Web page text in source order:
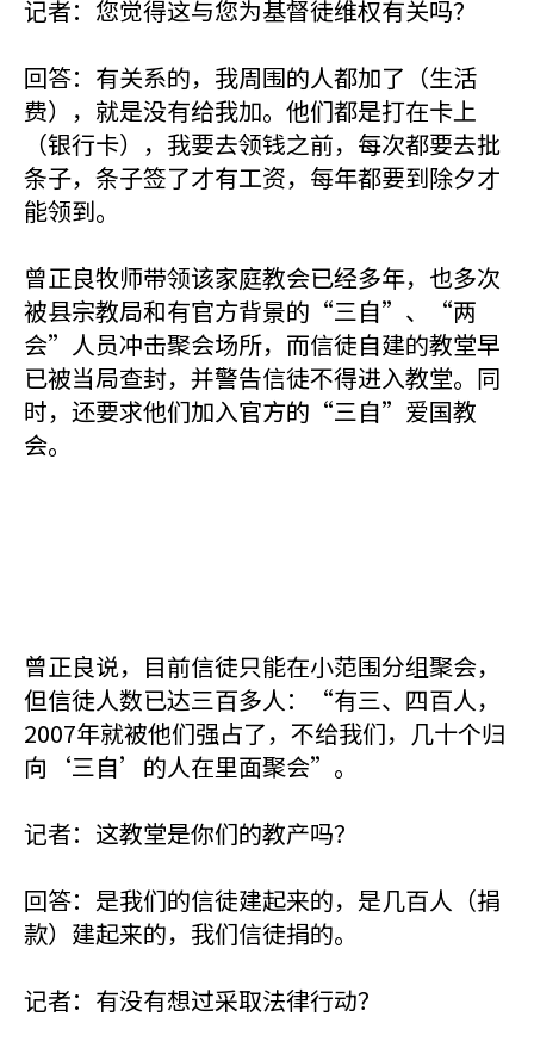
记者：您觉得这与您为基督徒维权有关吗？
回答：有关系的，我周围的人都加了（生活
费），就是没有给我加。他们都是打在卡上
（银行卡），我要去领钱之前，每次都要去批
条子，条子签了才有工资，每年都要到除夕才
能领到。
曾正良牧师带领该家庭教会已经多年，也多次
被县宗教局和有官方背景的“三自”、“两
会”人员冲击聚会场所，而信徒自建的教堂早
已被当局查封，并警告信徒不得进入教堂。同
时，还要求他们加入官方的“三自”爱国教
会。
曾正良说，目前信徒只能在小范围分组聚会，
但信徒人数已达三百多人：“有三、四百人，
2007年就被他们强占了，不给我们，几十个归
向‘三自’的人在里面聚会”。
记者：这教堂是你们的教产吗？
回答：是我们的信徒建起来的，是几百人（捐
款）建起来的，我们信徒捐的。
记者：有没有想过采取法律行动？